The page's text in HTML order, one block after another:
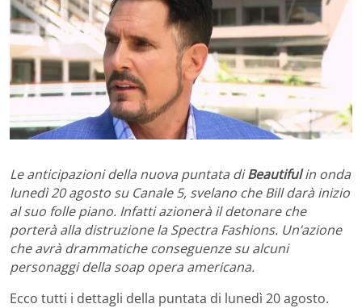
Le anticipazioni della nuova puntata diBeautifulin onda
lunedì 20 agosto su Canale 5, svelano che Bill darà inizio
al suo folle piano. Infatti azionerà il detonare che
porterà alla distruzione la Spectra Fashions. Un’azione
che avrà drammatiche conseguenze su alcuni
personaggi della soap opera americana.
Ecco tutti i dettagli della puntata di lunedì 20 agosto.